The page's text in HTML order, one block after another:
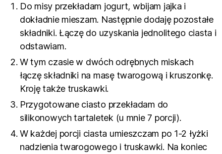
Do misy przekładam jogurt, wbijam jajka i
dokładnie mieszam. Następnie dodaję pozostałe
składniki. Łączę do uzyskania jednolitego ciasta i
odstawiam.
W tym czasie w dwóch odrębnych miskach
łączę składniki na masę twarogową i kruszonkę.
Kroję także truskawki.
Przygotowane ciasto przekładam do
silikonowych tartaletek (u mnie 7 porcji).
W każdej porcji ciasta umieszczam po 1-2 łyżki
nadzienia twarogowego i truskawki. Na koniec